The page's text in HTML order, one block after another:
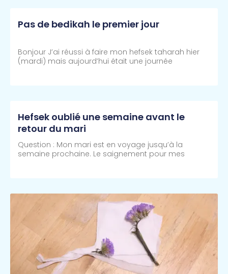
Pas de bedikah le premier jour
Bonjour J’ai réussi à faire mon hefsek taharah hier
(mardi) mais aujourd’hui était une journée
Hefsek oublié une semaine avant le
retour du mari
Question : Mon mari est en voyage jusqu’à la
semaine prochaine. Le saignement pour mes